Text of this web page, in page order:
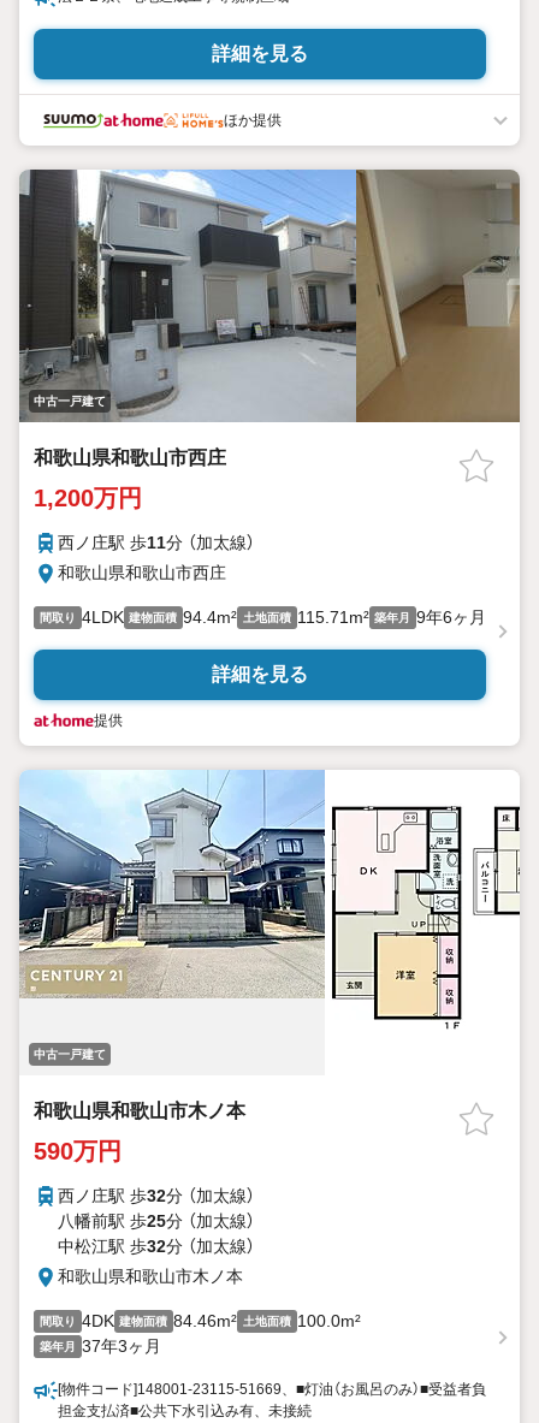
詳細を見る
ほか提供
中古一戸建て
和歌山県和歌山市西庄
1,200万円
西ノ庄駅 歩11分 （加太線）
和歌山県和歌山市西庄
間取り 4LDK 建物面積 94.4m² 土地面積 115.71m² 築年月 9年6ヶ月
詳細を見る
提供
中古一戸建て
和歌山県和歌山市木ノ本
590万円
西ノ庄駅 歩32分 （加太線）
八幡前駅 歩25分 （加太線）
中松江駅 歩32分 （加太線）
和歌山県和歌山市木ノ本
間取り 4DK 建物面積 84.46m² 土地面積 100.0m²
築年月 37年3ヶ月
[物件コード]148001-23115-51669、■灯油（お風呂のみ）■受益者負
担金支払済■公共下水引込み有、未接続